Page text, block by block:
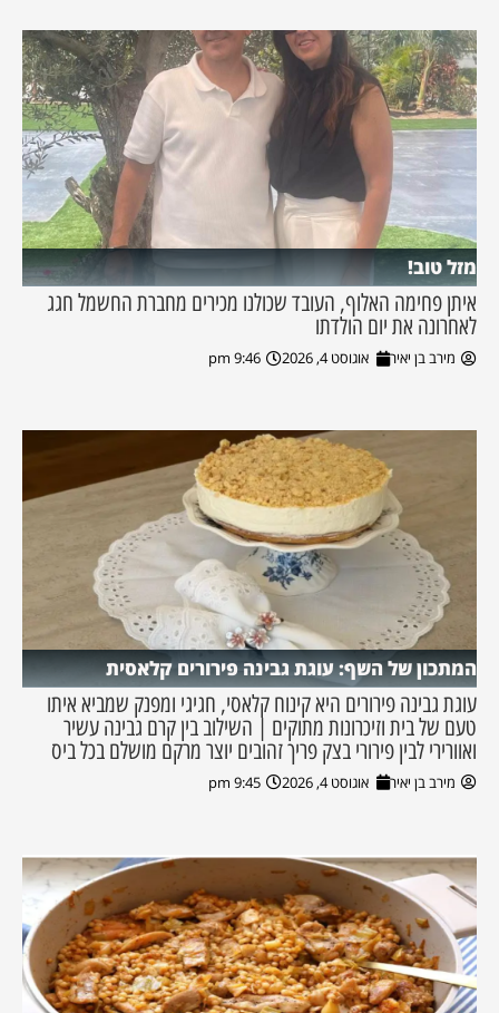
מזל טוב!
איתן פחימה האלוף, העובד שכולנו מכירים מחברת החשמל חגג
לאחרונה את יום הולדתו
מירב בן יאיר אוגוסט 4, 2026 9:46 pm
המתכון של השף: עוגת גבינה פירורים קלאסית
עוגת גבינה פירורים היא קינוח קלאסי, חגיגי ומפנק שמביא איתו
טעם של בית וזיכרונות מתוקים | השילוב בין קרם גבינה עשיר
ואוורירי לבין פירורי בצק פריך זהובים יוצר מרקם מושלם בכל ביס
מירב בן יאיר אוגוסט 4, 2026 9:45 pm